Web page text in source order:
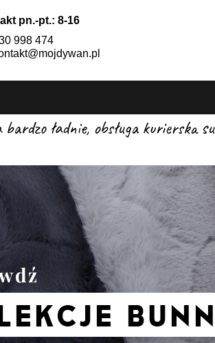
pn.-pt.: 8-16
998 474
ładnie, obsługa kurierska